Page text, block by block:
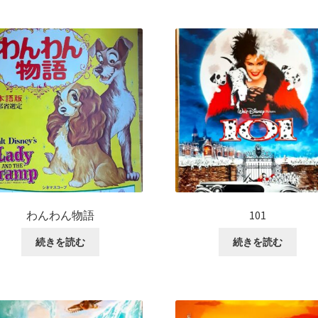
わんわん物語
続きを読む
101
続きを読む